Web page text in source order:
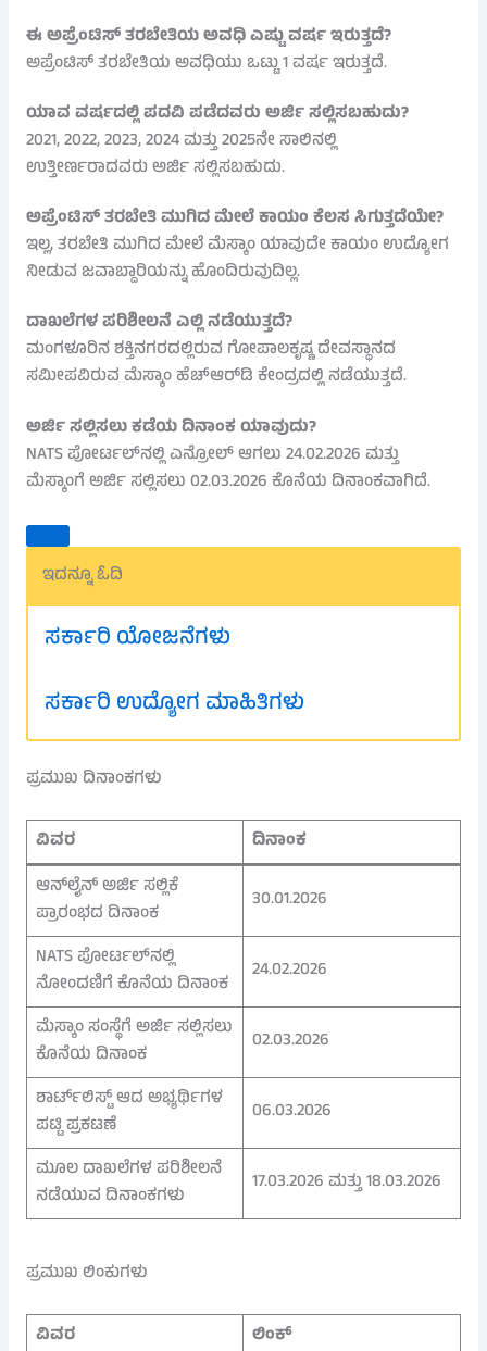
ಈ ಅಪ್ರೆಂಟಿಸ್ ತರಬೇತಿಯ ಅವಧಿ ಎಷ್ಟು ವರ್ಷ ಇರುತ್ತದೆ?
ಅಪ್ರೆಂಟಿಸ್ ತರಬೇತಿಯ ಅವಧಿಯು ಒಟ್ಟು 1 ವರ್ಷ ಇರುತ್ತದೆ.
ಯಾವ ವರ್ಷದಲ್ಲಿ ಪದವಿ ಪಡೆದವರು ಅರ್ಜಿ ಸಲ್ಲಿಸಬಹುದು?
2021, 2022, 2023, 2024 ಮತ್ತು 2025ನೇ ಸಾಲಿನಲ್ಲಿ
ಉತ್ತೀರ್ಣರಾದವರು ಅರ್ಜಿ ಸಲ್ಲಿಸಬಹುದು.
ಅಪ್ರೆಂಟಿಸ್ ತರಬೇತಿ ಮುಗಿದ ಮೇಲೆ ಕಾಯಂ ಕೆಲಸ ಸಿಗುತ್ತದೆಯೇ?
ಇಲ್ಲ, ತರಬೇತಿ ಮುಗಿದ ಮೇಲೆ ಮೆಸ್ಕಾಂ ಯಾವುದೇ ಕಾಯಂ ಉದ್ಯೋಗ
ನೀಡುವ ಜವಾಬ್ದಾರಿಯನ್ನು ಹೊಂದಿರುವುದಿಲ್ಲ.
ದಾಖಲೆಗಳ ಪರಿಶೀಲನೆ ಎಲ್ಲಿ ನಡೆಯುತ್ತದೆ?
ಮಂಗಳೂರಿನ ಶಕ್ತಿನಗರದಲ್ಲಿರುವ ಗೋಪಾಲಕೃಷ್ಣ ದೇವಸ್ಥಾನದ
ಸಮೀಪವಿರುವ ಮೆಸ್ಕಾಂ ಹೆಚ್‌ಆರ್‌ಡಿ ಕೇಂದ್ರದಲ್ಲಿ ನಡೆಯುತ್ತದೆ.
ಅರ್ಜಿ ಸಲ್ಲಿಸಲು ಕಡೆಯ ದಿನಾಂಕ ಯಾವುದು?
NATS ಪೋರ್ಟಲ್‌ನಲ್ಲಿ ಎನ್ರೋಲ್ ಆಗಲು 24.02.2026 ಮತ್ತು
ಮೆಸ್ಕಾಂಗೆ ಅರ್ಜಿ ಸಲ್ಲಿಸಲು 02.03.2026 ಕೊನೆಯ ದಿನಾಂಕವಾಗಿದೆ.
ಇದನ್ನೂ ಓದಿ
ಸರ್ಕಾರಿ ಯೋಜನೆಗಳು
ಸರ್ಕಾರಿ ಉದ್ಯೋಗ ಮಾಹಿತಿಗಳು
ಪ್ರಮುಖ ದಿನಾಂಕಗಳು
ವಿವರ
ದಿನಾಂಕ
ಆನ್‌ಲೈನ್ ಅರ್ಜಿ ಸಲ್ಲಿಕೆ
ಪ್ರಾರಂಭದ ದಿನಾಂಕ
30.01.2026
NATS ಪೋರ್ಟಲ್‌ನಲ್ಲಿ
ನೋಂದಣಿಗೆ ಕೊನೆಯ ದಿನಾಂಕ
24.02.2026
ಮೆಸ್ಕಾಂ ಸಂಸ್ಥೆಗೆ ಅರ್ಜಿ ಸಲ್ಲಿಸಲು
ಕೊನೆಯ ದಿನಾಂಕ
02.03.2026
ಶಾರ್ಟ್‌ಲಿಸ್ಟ್ ಆದ ಅಭ್ಯರ್ಥಿಗಳ
ಪಟ್ಟಿ ಪ್ರಕಟಣೆ
06.03.2026
ಮೂಲ ದಾಖಲೆಗಳ ಪರಿಶೀಲನೆ
ನಡೆಯುವ ದಿನಾಂಕಗಳು
17.03.2026 ಮತ್ತು 18.03.2026
ಪ್ರಮುಖ ಲಿಂಕುಗಳು
ವಿವರ
ಲಿಂಕ್